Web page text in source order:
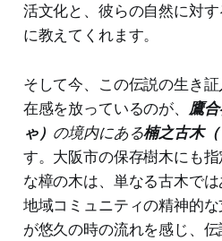
活文化と、彼らの自然に対
に教えてくれます。
そして今、この伝説の生き
在感を放っているのが、 鷹
ゃ） の境内にある楠之古木（
す。大阪市の保存樹木にも
な樟の木は、単なる古木では
地域コミュニティの精神的
が悠久の時の流れを感じ、